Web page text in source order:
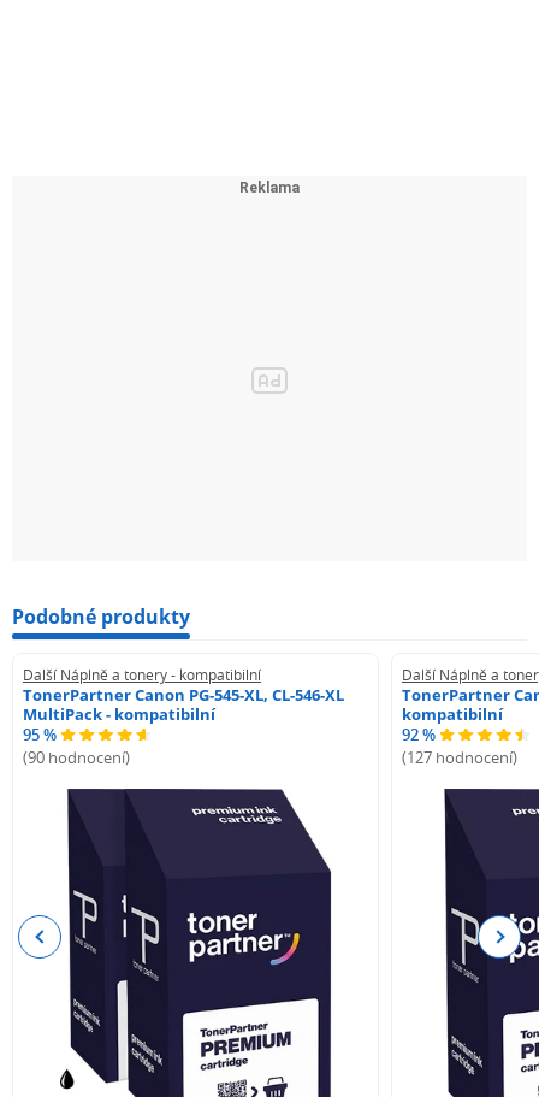
Podobné produkty
Další Náplně a tonery - kompatibilní
TonerPartner Canon PG-545-XL, CL-546-XL
MultiPack - kompatibilní
95 %
(90 hodnocení)
Další Náplně a
TonerPartner
kompatibilní
92 %
(127 hodnocení)
Previous Next